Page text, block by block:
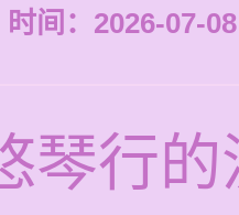
时间：2026-07-
琴行